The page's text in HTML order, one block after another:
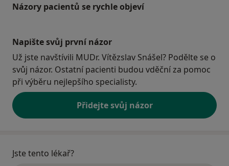
Názory pacientů se rychle objeví
Napište svůj první názor
Už jste navštívili MUDr. Vítězslav Snášel? Podělte se o
svůj názor. Ostatní pacienti budou vděční za pomoc
při výběru nejlepšího specialisty.
Přidejte svůj názor
Jste tento lékař?